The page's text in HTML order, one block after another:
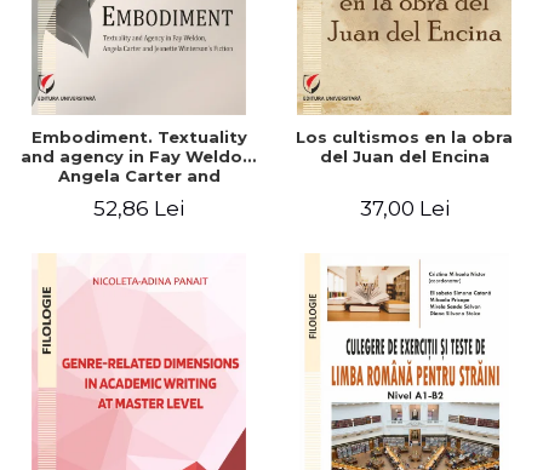
Embodiment. Textuality
and agency in Fay Weldon,
Angela Carter and
fiction
52,86 Lei
Los cultismos en la obra
del Juan del Encina
37,00 Lei